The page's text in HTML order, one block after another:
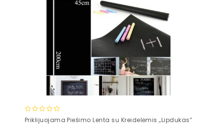
0
Priklijuojama Piešimo Lenta su Kreidelėmis „Lipdukas”